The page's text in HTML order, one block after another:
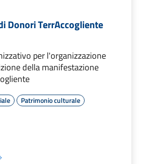
Donori TerrAccogliente
per l'organizzazione
della manifestazione
Patrimonio culturale